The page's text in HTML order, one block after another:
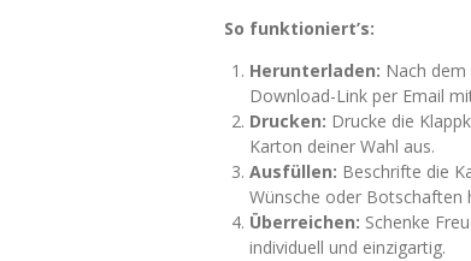
So funktioniert’s:
Herunterladen: Nach
Download-Link per Email
Drucken: Drucke die
Karton deiner Wahl aus.
Ausfüllen: Beschrifte die
Wünsche oder Botschaften
Überreichen: Schenke
individuell und einzigartig.